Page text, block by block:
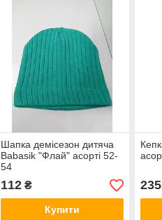
Шапка демісезон дитяча
Babasik "Флай" асорті 52-
54
112₴
Купити
235